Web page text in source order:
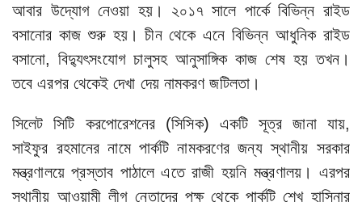
আবার উদ্যোগ নেওয়া হয়। ২০১৭ সালে পার্কে বিভিন্ন রাইড
বসানোর কাজ শুরু হয়। চীন থেকে এনে বিভিন্ন আধুনিক রাইড
বসানো, বিদ্যুৎসংযোগ চালুসহ আনুসাঙ্গিক কাজ শেষ হয় তখন।
তবে এরপর থেকেই দেখা দেয় নামকরণ জটিলতা।
সিলেট সিটি করপোরেশনের (সিসিক) একটি সূত্র জানা যায়,
সাইফুর রহমানের নামে পার্কটি নামকরণের জন্য স্থানীয় সরকার
মন্ত্রণালয়ে প্রস্তাব পাঠালে এতে রাজী হয়নি মন্ত্রণালয়। এরপর
স্থানীয় আওয়ামী লীগ নেতাদের পক্ষ থেকে পার্কটি শেখ হাসিনার